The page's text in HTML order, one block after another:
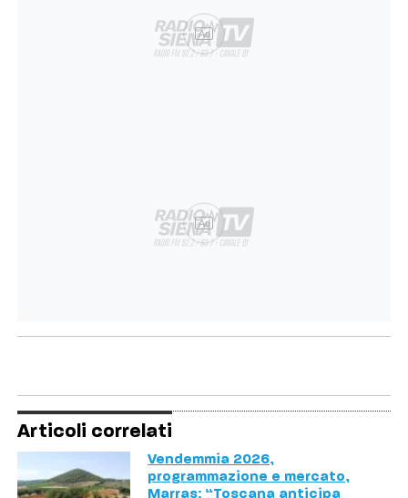
Ad
Ad
Articoli correlati
Vendemmia 2026,
programmazione e mercato,
Marras: “Toscana anticipa